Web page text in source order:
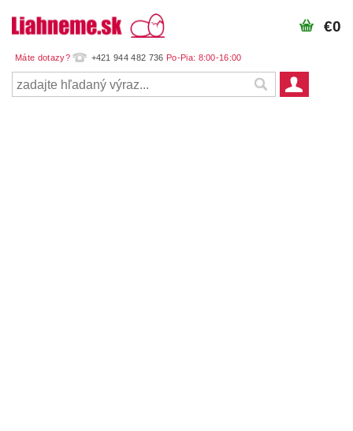
+421 944 482 736
€0